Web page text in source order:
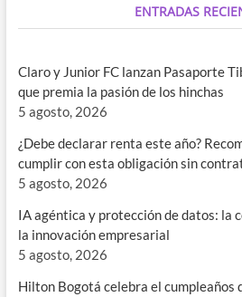
ENTRADAS
Claro y Junior FC lanzan Pasaporte
que premia la pasión de los hinchas
5 agosto, 2026
¿Debe declarar renta este año?
cumplir con esta obligación sin
5 agosto, 2026
IA agéntica y protección de datos: la
la innovación empresarial
5 agosto, 2026
Hilton Bogotá celebra el cumpleaños